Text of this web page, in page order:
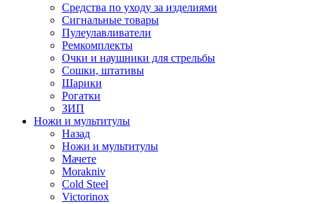
Средства по уходу за изделиями
Сигнальные товары
Пулеулавливатели
Ремкомплекты
Очки и наушники для стрельбы
Сошки, штативы
Шарики
Рогатки
ЗИП
Ножи и мультитулы
Назад
Ножи и мультитулы
Мачете
Morakniv
Cold Steel
Victorinox